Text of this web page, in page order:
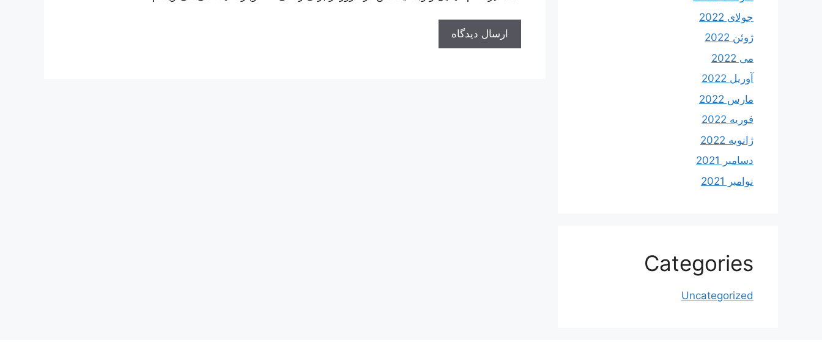
جولای 2022
ژوئن 2022
می 2022
آوریل 2022
مارس 2022
فوریه 2022
ژانویه 2022
دسامبر 2021
نوامبر 2021
Categories
Uncategorized